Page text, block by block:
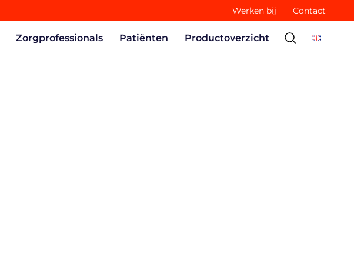
Werken bij Contact
Zorgprofessionals Patiënten Productoverzicht